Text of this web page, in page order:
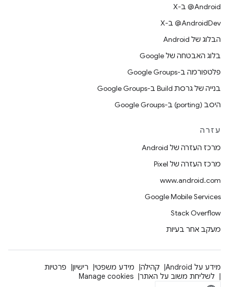
‫‎@Android ב-X
‫‎@AndroidDev ב-X
הבלוג של Android
בלוג האבטחה של Google
פלטפורמה ב-Google Groups
בנייה של גרסת Build ב-Google Groups
היסב (porting) ב-Google Groups
עזרה
מרכז העזרה של Android
מרכז העזרה של Pixel
www.android.com
Google Mobile Services
Stack Overflow
מעקב אחר בעיות
מידע על Android קהילה מידע משפטי רישיון
פרטיות
לשליחת משוב על האתר
Manage cookies